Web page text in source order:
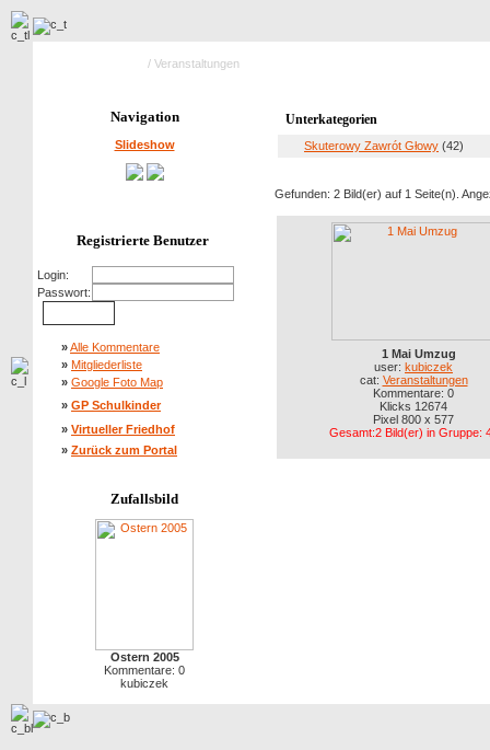
/ Veranstaltungen
Navigation
Slideshow
Registrierte Benutzer
Login:
Passwort:
»Alle Kommentare
» Mitgliederliste
» Google Foto Map
» GP Schulkinder
» Virtueller Friedhof
» Zurück zum Portal
Zufallsbild
Ostern 2005
Kommentare: 0
kubiczek
Unterkategorien
Skuterowy Zawrót Głowy (42)
Gefunden: 2 Bild(er) auf 1 Seite(n).
1 Mai Umzug
user: kubiczek
cat: Veranstaltungen
Kommentare: 0
Klicks 12674
Pixel 800 x 577
Gesamt:2 Bild(er) in Gruppe: